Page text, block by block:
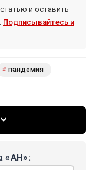
статью и оставить
Подписывайтесь и
# пандемия
«АН»: